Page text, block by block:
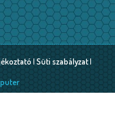
| Süti szabályzat|